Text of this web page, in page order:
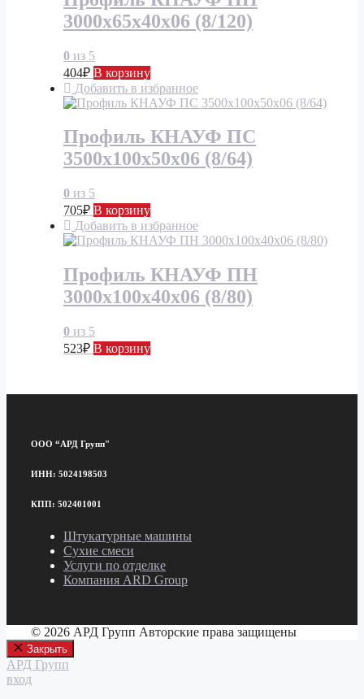
3000х65х40х06 (8/120)
0 из 5
404₽ В корзину
Добавить в избранное
Профиль КНАУФ ПС
3500х100х50х06 (8/64)
0 из 5
705₽ В корзину
Добавить в избранное
Профиль КНАУФ ПН
3000х100х40х06 (8/80)
0 из 5
523₽ В корзину
ООО “АРД Групп"
ИНН: 5024198503
КПП: 502401001
Штукатурные машины
Сухие смеси
Услуги по отделке
Компания ARD Group
© 2026 АРД Групп Авторские права защищены
Закрыть
АРД Групп
вход